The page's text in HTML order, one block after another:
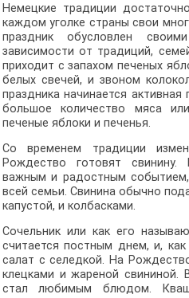
Немецкие традиции
каждом уголке страны свои
праздник обусловлен
зависимости от традиций,
приходит с запахом печеных
белых свечей, и звоном
праздника начинается
большое количество мяса
печеные яблоки и печенья.
Со временем традиции
Рождество готовят свинину.
важным и радостным
всей семьи. Свинина обычно
капустой, и колбасками.
Сочельник или как его
считается постным днем, и,
салат с селедкой. На
клецками и жареной свининой.
стал любимым блюдом.